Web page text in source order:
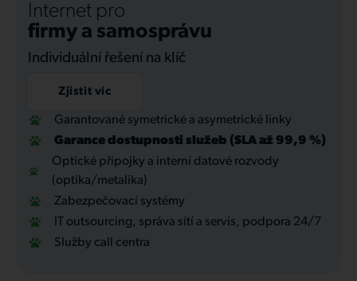
Internet pro
firmy a samosprávu
Individuální řešení na klíč
Zjistit víc
Garantované symetrické a asymetrické linky
Garance dostupnosti služeb (SLA až 99,9 %)
Optické přípojky a interní datové rozvody
(optika/metalika)
Zabezpečovací systémy
IT outsourcing, správa sítí a servis, podpora 24/7
Služby call centra